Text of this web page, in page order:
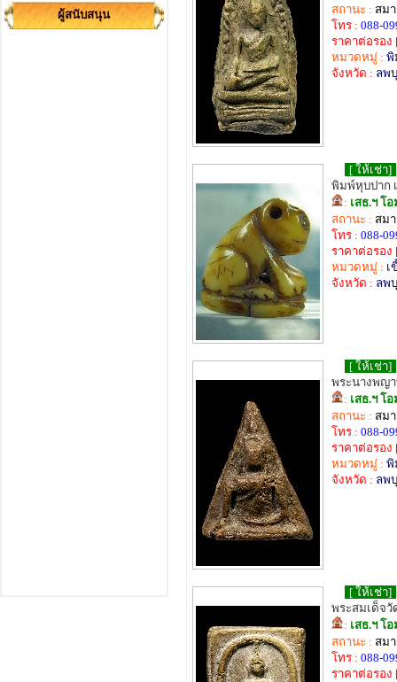
ผู้สนับสนุน
สถานะ : สม
โทร : 088-
ราคาต่อรอง
หมวดหมู่ : พิ
จังหวัด : ลพ
[ ให้เช่า]
พิมพ์หุบปาก
: เสธ.ฯ โ
สถานะ : สม
โทร : 088-
ราคาต่อรอง
หมวดหมู่ : เ
จังหวัด : ลพ
[ ให้เช่า]
พระนางพญ
: เสธ.ฯ โ
สถานะ : สม
โทร : 088-
ราคาต่อรอง
หมวดหมู่ : พิ
จังหวัด : ลพ
[ ให้เช่า]
พระสมเด็จ
: เสธ.ฯ โ
สถานะ : สม
โทร : 088-
ราคาต่อรอง